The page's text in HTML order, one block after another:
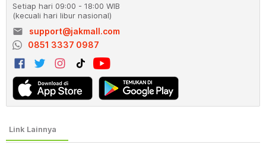
Setiap hari 09:00 - 18:00 WIB
(kecuali hari libur nasional)
email
support@jakmall.com
0851 3337 0987